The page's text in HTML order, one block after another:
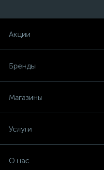
Акции
Бренды
Магазины
Услуги
О нас